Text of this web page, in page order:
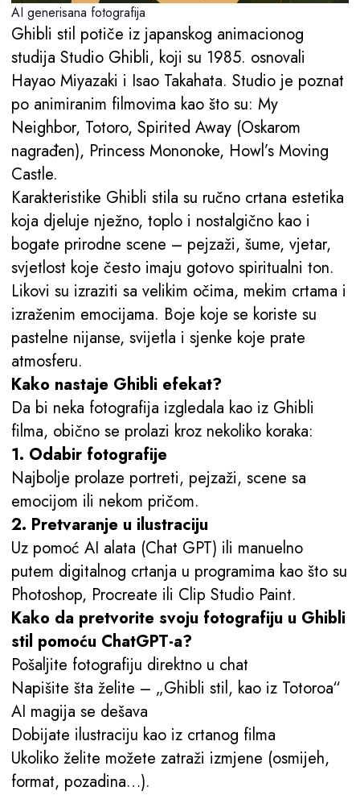
AI generisana fotografija
Ghibli stil potiče iz japanskog animacionog
studija Studio Ghibli, koji su 1985. osnovali
Hayao Miyazaki i Isao Takahata. Studio je poznat
po animiranim filmovima kao što su: My
Neighbor, Totoro, Spirited Away (Oskarom
nagrađen), Princess Mononoke, Howl’s Moving
Castle.
Karakteristike Ghibli stila su ručno crtana estetika
koja djeluje nježno, toplo i nostalgično kao i
bogate prirodne scene – pejzaži, šume, vjetar,
svjetlost koje često imaju gotovo spiritualni ton.
Likovi su izraziti sa velikim očima, mekim crtama i
izraženim emocijama. Boje koje se koriste su
pastelne nijanse, svijetla i sjenke koje prate
atmosferu.
Kako nastaje Ghibli efekat?
Da bi neka fotografija izgledala kao iz Ghibli
filma, obično se prolazi kroz nekoliko koraka:
1. Odabir fotografije
Najbolje prolaze portreti, pejzaži, scene sa
emocijom ili nekom pričom.
2. Pretvaranje u ilustraciju
Uz pomoć AI alata (Chat GPT) ili manuelno
putem digitalnog crtanja u programima kao što su
Photoshop, Procreate ili Clip Studio Paint.
Kako da pretvorite svoju fotografiju u Ghibli
stil pomoću ChatGPT-a?
Pošaljite fotografiju direktno u chat
Napišite šta želite – „Ghibli stil, kao iz Totoroa“
AI magija se dešava
Dobijate ilustraciju kao iz crtanog filma
Ukoliko želite možete zatraži izmjene (osmijeh,
format, pozadina…).